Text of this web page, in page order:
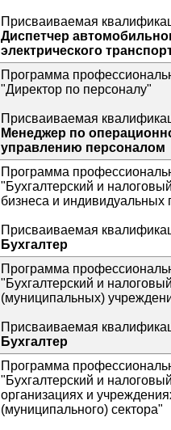
Присваиваемая
Диспетчер
электрического
Программа
"Директор по персоналу"
Присваиваемая
Менеджер по
управлению персоналом
Программа
"Бухгалтерский и
бизнеса и
Присваиваемая
Бухгалтер
Программа
"Бухгалтерский и
(муниципальных)
Присваиваемая
Бухгалтер
Программа
"Бухгалтерский и
организациях и
(муниципального) сектора"